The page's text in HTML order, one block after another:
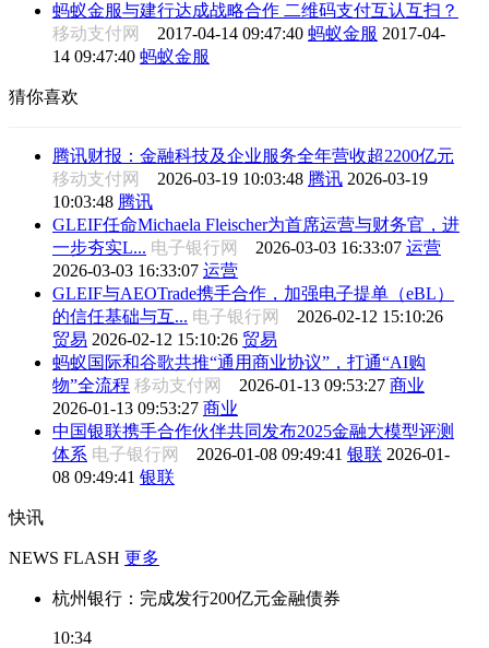
蚂蚁金服与建行达成战略合作 二维码支付互认互扫？
移动支付网 2017-04-14 09:47:40 蚂蚁金服 2017-04-
14 09:47:40 蚂蚁金服
猜你喜欢
腾讯财报：金融科技及企业服务全年营收超2200亿元
移动支付网 2026-03-19 10:03:48 腾讯 2026-03-19
10:03:48 腾讯
GLEIF任命Michaela Fleischer为首席运营与财务官，进
一步夯实L... 电子银行网 2026-03-03 16:33:07 运营
2026-03-03 16:33:07 运营
GLEIF与AEOTrade携手合作，加强电子提单（eBL）
的信任基础与互... 电子银行网 2026-02-12 15:10:26
贸易 2026-02-12 15:10:26 贸易
蚂蚁国际和谷歌共推“通用商业协议”，打通“AI购
物”全流程 移动支付网 2026-01-13 09:53:27 商业
2026-01-13 09:53:27 商业
中国银联携手合作伙伴共同发布2025金融大模型评测
体系 电子银行网 2026-01-08 09:49:41 银联 2026-01-
08 09:49:41 银联
快讯
NEWS FLASH 更多
杭州银行：完成发行200亿元金融债券
10:34